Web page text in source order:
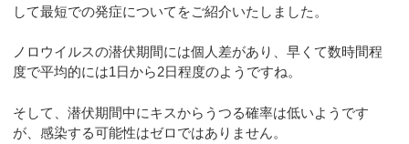
して最短での発症についてをご紹介いたしました。
ノロウイルスの潜伏期間には個人差があり、早くて数時間程
度で平均的には1日から2日程度のようですね。
そして、潜伏期間中にキスからうつる確率は低いようです
が、感染する可能性はゼロではありません。